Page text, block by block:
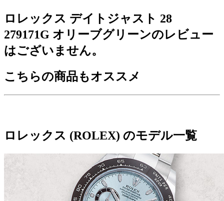
ロレックス デイトジャスト 28
279171G オリーブグリーンのレビュー
はございません。
こちらの商品もオススメ
ロレックス (ROLEX) のモデル一覧